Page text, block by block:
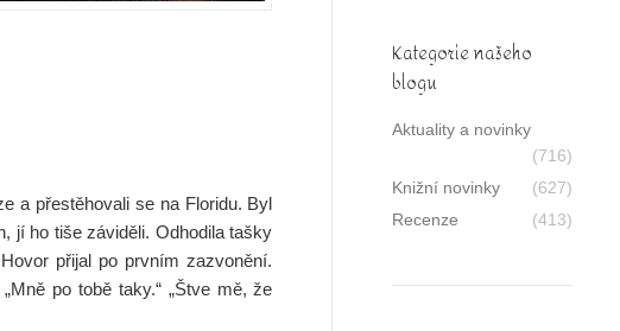
a přestěhovali se na Floridu. Byl
jí ho tiše záviděli. Odhodila tašky
přijal po prvním zazvonění.
po tobě taky.“ „Štve mě, že
Kategorie našeho
blogu
Aktuality a novinky
(716)
Knižní novinky
(627)
Recenze
(413)